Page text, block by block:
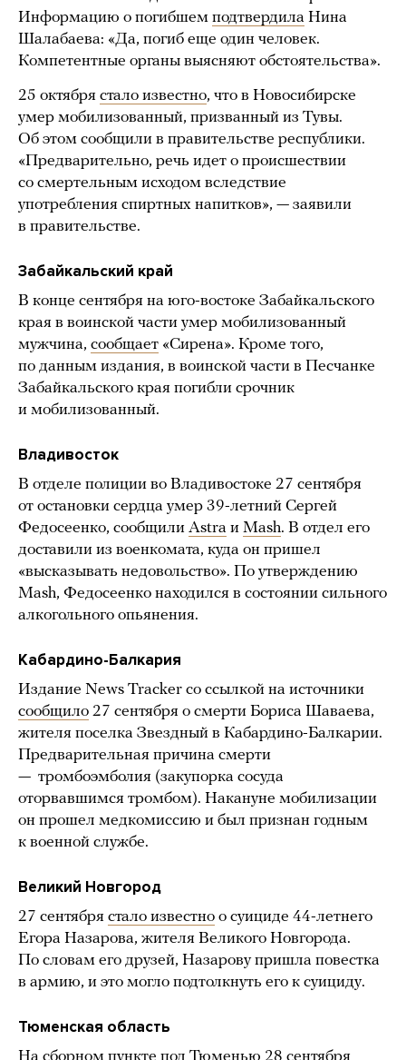
Информацию о погибшем подтвердила Нина
Шалабаева: «Да, погиб еще один человек.
Компетентные органы выясняют обстоятельства».
25 октября стало известно, что в Новосибирске
умер мобилизованный, призванный из Тувы.
Об этом сообщили в правительстве республики.
«Предварительно, речь идет о происшествии
со смертельным исходом вследствие
употребления спиртных напитков», — заявили
в правительстве.
Забайкальский край
В конце сентября на юго-востоке Забайкальского
края в воинской части умер мобилизованный
мужчина, сообщает «Сирена». Кроме того,
по данным издания, в воинской части в Песчанке
Забайкальского края погибли срочник
и мобилизованный.
Владивосток
В отделе полиции во Владивостоке 27 сентября
от остановки сердца умер 39-летний Сергей
Федосеенко, сообщили Astra и Mash. В отдел его
доставили из военкомата, куда он пришел
«высказывать недовольство». По утверждению
Mash, Федосеенко находился в состоянии сильного
алкогольного опьянения.
Кабардино-Балкария
Издание News Tracker со ссылкой на источники
сообщило 27 сентября о смерти Бориса Шаваева,
жителя поселка Звездный в Кабардино-Балкарии.
Предварительная причина смерти
— тромбоэмболия (закупорка сосуда
оторвавшимся тромбом). Накануне мобилизации
он прошел медкомиссию и был признан годным
к военной службе.
Великий Новгород
27 сентября стало известно о суициде 44-летнего
Егора Назарова, жителя Великого Новгорода.
По словам его друзей, Назарову пришла повестка
в армию, и это могло подтолкнуть его к суициду.
Тюменская область